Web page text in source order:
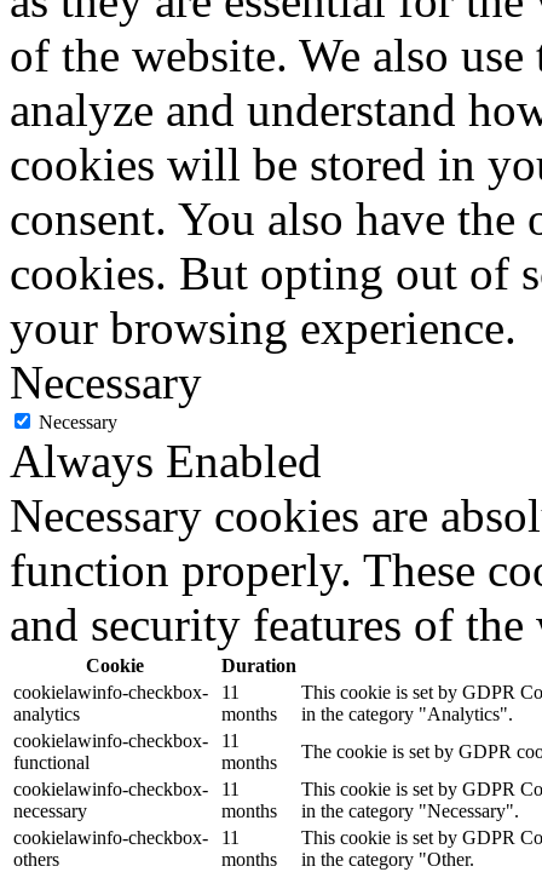
of the website. We also
analyze and understand
cookies will be stored in
consent. You also have
cookies. But opting out of
your browsing experience.
Necessary
Necessary
Always Enabled
Necessary cookies are
function properly. These
and security features of
Cookie
Duration
cookielawinfo-checkbox-
analytics
11
months
This cookie is set by GDPR
in the category "Analytics".
cookielawinfo-checkbox-
functional
11
months
The cookie is set by GDPR
cookielawinfo-checkbox-
necessary
11
months
This cookie is set by GDPR
in the category "Necessary".
cookielawinfo-checkbox-
others
11
months
This cookie is set by GDPR
in the category "Other.